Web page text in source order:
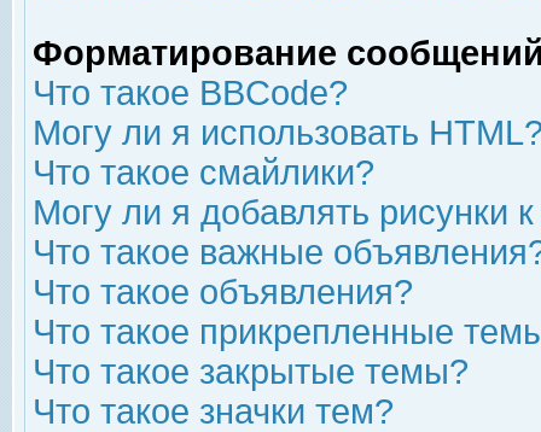
Форматирование
Что такое BBCode?
Могу ли я использовать
Что такое смайлики?
Могу ли я добавлять рисунки
Что такое важные
Что такое объявления?
Что такое прикрепленные
Что такое закрытые темы?
Что такое значки тем?